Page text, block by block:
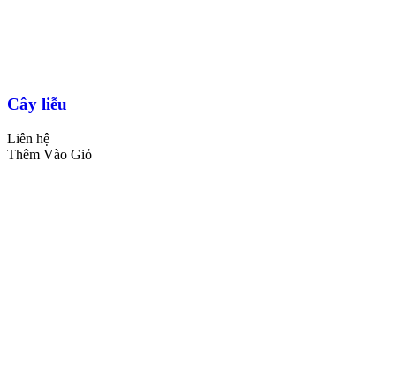
Cây liễu
Liên hệ
Thêm Vào Giỏ